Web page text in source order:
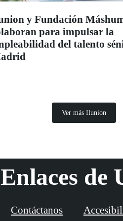
y Fundación
para impulsar la
del talento
Ver más Ilunion
Enlaces de
Contáctanos